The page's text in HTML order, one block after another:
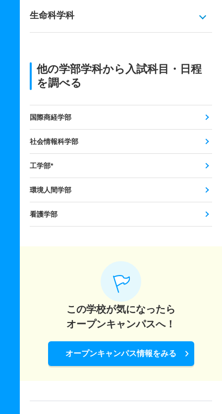
生命科学科
他の学部学科から入試科目・日程
を調べる
国際商経学部
社会情報科学部
工学部*
環境人間学部
看護学部
この学校が気になったら
オープンキャンパスへ！
オープンキャンパス情報をみる